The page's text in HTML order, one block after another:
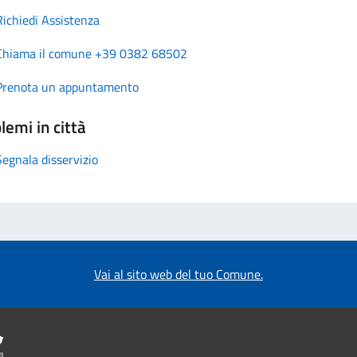
Assistenza
il comune +39 0382 68502
un appuntamento
in città
disservizio
Vai al sito web del tuo Comune.